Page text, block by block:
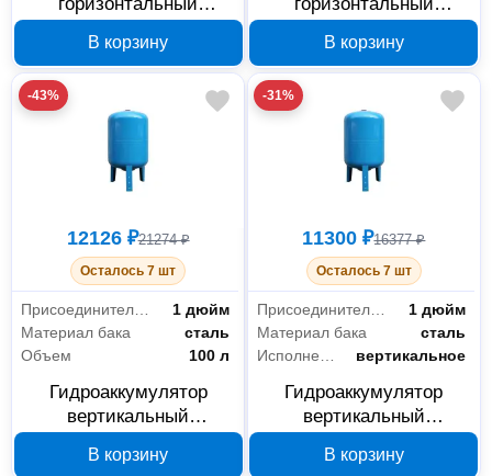
л, 1 дюйм
В корзину
л, 1 дюйм
В корзину
-43%
12126 ₽21274 ₽
Осталось 7 шт
Присоединительный размер
1 дюйм
Материал бака
сталь
Объем
100 л
Гидроаккумулятор
вертикальный
100 л, 1 дюйм
В корзину
-31%
11300 ₽16377 ₽
Осталось 7 шт
Присоединительный размер
1 дюйм
Материал бака
сталь
вертикальное
Гидроаккумулятор
вертикальный
л, 1 дюйм
В корзину